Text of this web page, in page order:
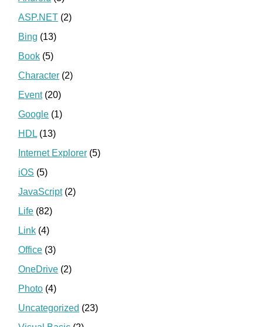
ASP.NET (2)
Bing (13)
Book (5)
Character (2)
Event(20)
Google (1)
HDL (13)
Internet Explorer (5)
iOS (5)
JavaScript(2)
Life (82)
Link (4)
Office (3)
OneDrive (2)
Photo (4)
Uncategorized (23)